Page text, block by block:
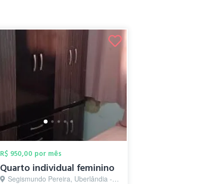
R$ 950,00 por mês
Quarto individual feminino
Segismundo Pereira, Uberlândia - MG